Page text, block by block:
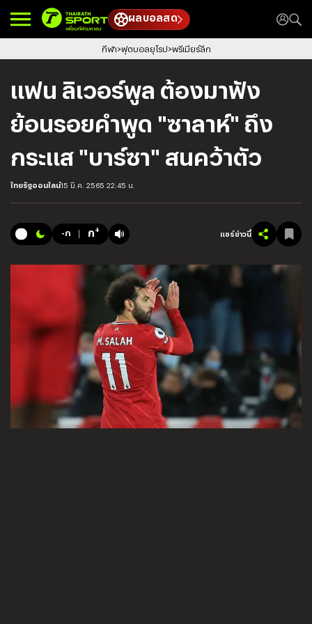
ผลบอลสด
กีฬา ฟุตบอลยุโรป พรีเมียร์ลีก
แฟน ลิเวอร์พูล ต้องมาฟัง
ย้อนรอยคำพูด "ซาลาห์" ถึง
กระแส "บาร์ซา" สนคว้าตัว
ไทยรัฐออนไลน์15 มี.ค. 2565 22:45 น.
-ก ก+ แชร์ข่าวนี้